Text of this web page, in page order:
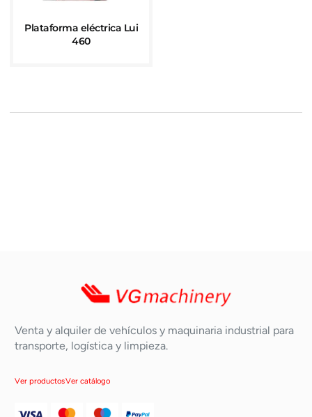
Plataforma eléctrica Lui
460
Venta y alquiler de vehículos y maquinaria industrial para
transporte, logística y limpieza.
Ver productosVer catálogo